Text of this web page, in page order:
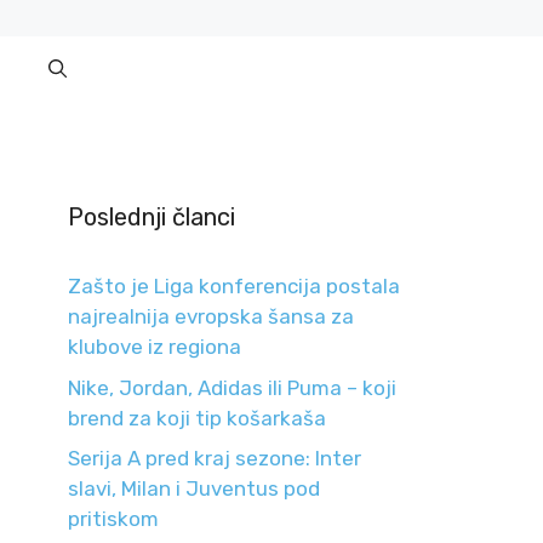
Poslednji članci
Zašto je Liga konferencija postala
najrealnija evropska šansa za
klubove iz regiona
Nike, Jordan, Adidas ili Puma – koji
brend za koji tip košarkaša
Serija A pred kraj sezone: Inter
slavi, Milan i Juventus pod
pritiskom